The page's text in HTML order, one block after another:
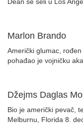
Marlon Brando
Američki glumac,
pohađao je vojničku
Džejms Daglas
Bio je američki pevač,
Melburnu, Florida 8.